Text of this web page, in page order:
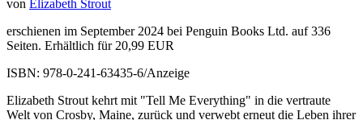
von Elizabeth Strout
erschienen im September 2024 bei Penguin Books Ltd. auf 336
Seiten. Erhältlich für 20,99 EUR
ISBN: 978-0-241-63435-6/Anzeige
Elizabeth Strout kehrt mit "Tell Me Everything" in die vertraute
Welt von Crosby, Maine, zurück und verwebt erneut die Leben ihrer